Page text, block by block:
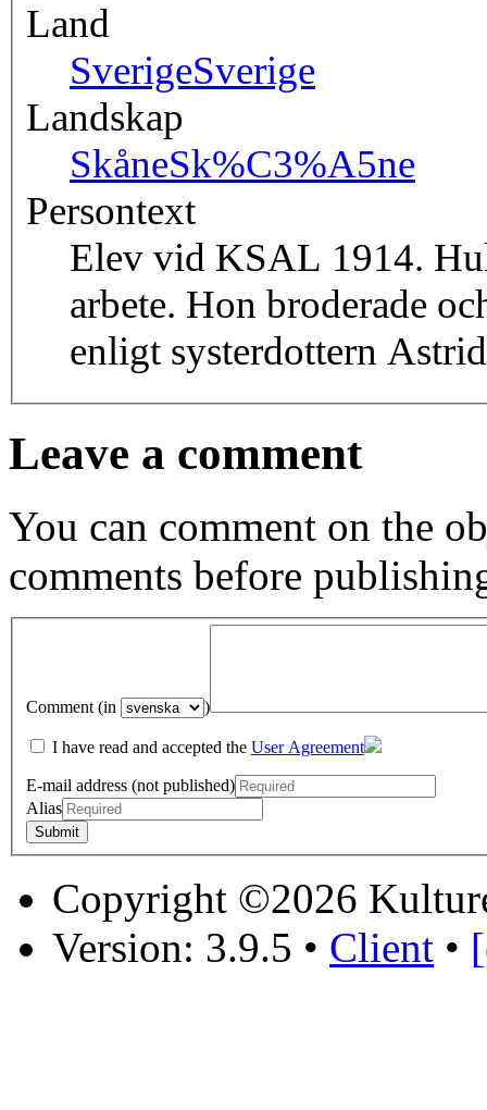
Land
SverigeSverige
Landskap
SkåneSk%C3%A5ne
Persontext
Elev vid KSAL 1914.
arbete. Hon broderade
enligt systerdottern
Leave a comment
You can comment on the
comments before
Comment (in )
I have read and accepted the User Agreement
E-mail address (not published)
Alias
Copyright ©2026
Version: 3.9.5 • Client •